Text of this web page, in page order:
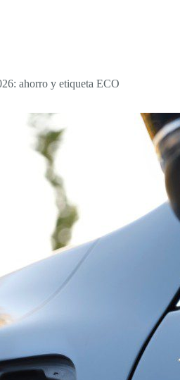
ahorro y etiqueta ECO